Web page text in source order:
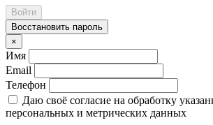
Войти
Восстановить пароль
×
Имя
Email
Телефон
Даю своё согласие на обработку
персональных и метрических данных